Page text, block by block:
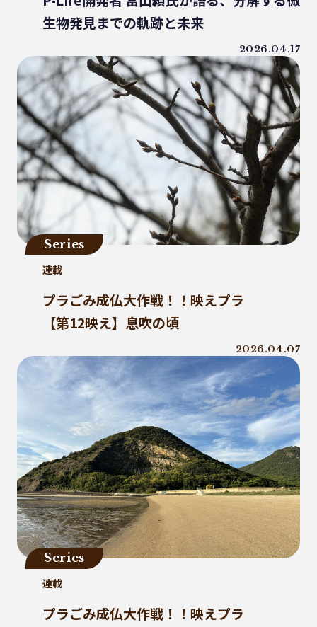
有明浜
サステナブルフード
CFP
令和の米騒動
ZERO WASTE
廃プラ
材質マーク 焼肉
禅
プラスチック資源循環戦略
低炭素
うどん
廃棄問題
エネルギー
東洋インキ
牡蠣カレー
バイオマスレジン南魚沼
マイクロプラスチック
マテリアルリサイクル
CO2排出
農地再生
カニ殻 林業
精米
GPTY
カレッタ
株式会社パブリック
ジーパン
精進料理
パーソナルカラー
紙ストロー
J-クレジット
半農半X
かがわプラスチックスマート大賞
循環
ゼロウェイスト
環境汚染
繊維・アパレル産業
美波町
ランニング
JAL
野球
クリーンオーシャンアンサンブル
ゼロ・ウェイスト
生分解
ビール
耕作放棄地
リサイクル
LCA
鎌倉
ソフトパッケージ
産卵数
生物発見までの軌跡と未来
2026.04.17
Series
連載
プラごみ成仏大作戦！！映えプラ
【第12映え】息吹の頃
2026.04.07
Series
連載
プラごみ成仏大作戦！！映えプラ